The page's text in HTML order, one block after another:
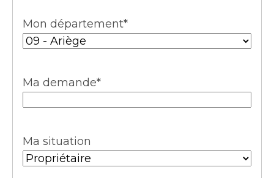
Mon département*
Ma demande*
Ma situation